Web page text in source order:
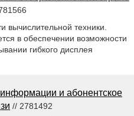
вычислительной техники.
в обеспечении возможности
гибкого дисплея
и абонентское
// 2781492